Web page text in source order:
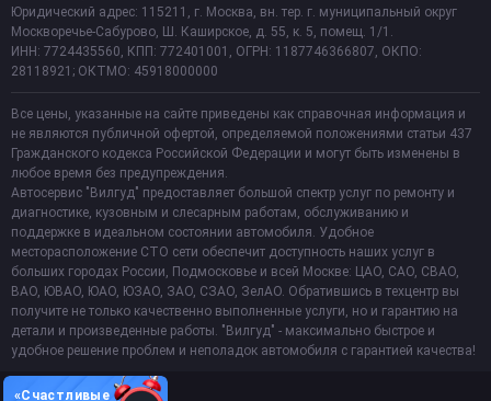
Юридический адрес: 115211, г. Москва, вн. тер. г. муниципальный округ
Москворечье-Сабурово, Ш. Каширское, д. 55, к. 5, помещ. 1/1.
ИНН: 7724435560, КПП: 772401001, ОГРН: 1187746366807, ОКПО:
28118921; ОКТМО: 45918000000
Все цены, указанные на сайте приведены как справочная информация и
не являются публичной офертой, определяемой положениями статьи 437
Гражданского кодекса Российской Федерации и могут быть изменены в
любое время без предупреждения.
Автосервис "Вилгуд" предоставляет большой спектр услуг по ремонту и
диагностике, кузовным и слесарным работам, обслуживанию и
поддержке в идеальном состоянии автомобиля. Удобное
месторасположение СТО сети обеспечит доступность наших услуг в
больших городах России, Подмосковье и всей Москве: ЦАО, САО, СВАО,
ВАО, ЮВАО, ЮАО, ЮЗАО, ЗАО, СЗАО, ЗелАО. Обратившись в техцентр вы
получите не только качественно выполненные услуги, но и гарантию на
детали и произведенные работы. "Вилгуд" - максимально быстрое и
удобное решение проблем и неполадок автомобиля с гарантией качества!
«Счастливые